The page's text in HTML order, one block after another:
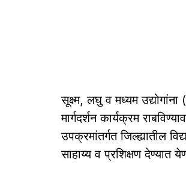
सूक्ष्म, लघु व मध्यम
मार्गदर्शन कार्यक्रम
उपक्रमांतर्गत जिल्ह्यातील
साहाय्य व प्रशिक्षण देण्यात